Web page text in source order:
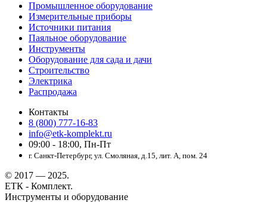
Промышленное оборудование
Измерительные приборы
Источники питания
Паяльное оборудование
Инструменты
Оборудование для сада и дачи
Строительство
Электрика
Распродажа
Контакты
8 (800) 777-16-83
info@etk-komplekt.ru
09:00 - 18:00, Пн-Пт
г. Санкт-Петербург, ул. Смоляная, д.15, лит. А, пом. 24
© 2017 — 2025.
ЕТК - Комплект.
Инструменты и оборудование